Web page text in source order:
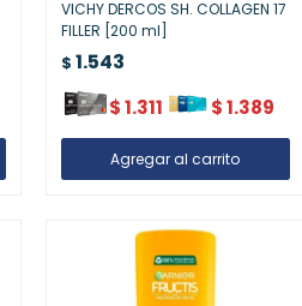
VICHY DERCOS SH. COLLAGEN 17
FILLER [200 ml]
$ 1.543
$1.311 $1.389